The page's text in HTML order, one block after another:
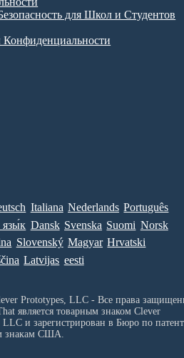
для Школ и Студентов
Italiana Nederlands Português
язы́к Dansk Svenska Suomi Norsk
Slovenský Magyar Hrvatski
Latvijas eesti
Prototypes, LLC - Все права
является товарным знаком Clever
LLCи зарегистрирован в Бюро по
знакам США.